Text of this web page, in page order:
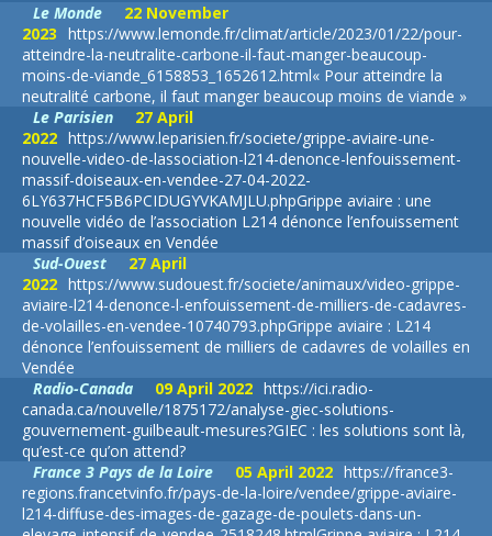
Le Monde
22 November
2023 https://www.lemonde.fr/climat/article/2023/01/22/pour-
atteindre-la-neutralite-carbone-il-faut-manger-beaucoup-
moins-de-viande_6158853_1652612.html« Pour atteindre la
neutralité carbone, il faut manger beaucoup moins de viande »
Le Parisien
27 April
2022 https://www.leparisien.fr/societe/grippe-aviaire-une-
nouvelle-video-de-lassociation-l214-denonce-lenfouissement-
massif-doiseaux-en-vendee-27-04-2022-
6LY637HCF5B6PCIDUGYVKAMJLU.phpGrippe aviaire : une
nouvelle vidéo de l’association L214 dénonce l’enfouissement
massif d’oiseaux en Vendée
Sud-Ouest
27 April
2022 https://www.sudouest.fr/societe/animaux/video-grippe-
aviaire-l214-denonce-l-enfouissement-de-milliers-de-cadavres-
de-volailles-en-vendee-10740793.phpGrippe aviaire : L214
dénonce l’enfouissement de milliers de cadavres de volailles en
Vendée
Radio-Canada
09 April 2022 https://ici.radio-
canada.ca/nouvelle/1875172/analyse-giec-solutions-
gouvernement-guilbeault-mesures?GIEC : les solutions sont là,
qu’est-ce qu’on attend?
France 3 Pays de la Loire
05 April 2022 https://france3-
regions.francetvinfo.fr/pays-de-la-loire/vendee/grippe-aviaire-
l214-diffuse-des-images-de-gazage-de-poulets-dans-un-